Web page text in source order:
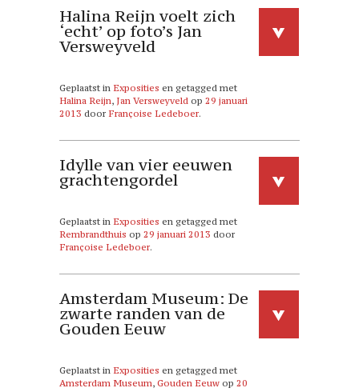
Halina Reijn voelt zich
‘echt’ op foto’s Jan
Versweyveld
Geplaatst in Exposities en getagged met
Halina Reijn, Jan Versweyveld op 29 januari
2013 door Françoise Ledeboer.
Idylle van vier eeuwen
grachtengordel
Geplaatst in Exposities en getagged met
Rembrandthuis op 29 januari 2013 door
Françoise Ledeboer.
Amsterdam Museum: De
zwarte randen van de
Gouden Eeuw
Geplaatst in Exposities en getagged met
Amsterdam Museum, Gouden Eeuw op 20